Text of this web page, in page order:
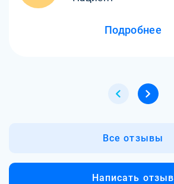
Подробнее
Все отзывы
Написать отзыв